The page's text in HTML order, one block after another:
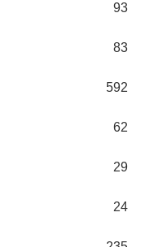
93
83
592
62
29
24